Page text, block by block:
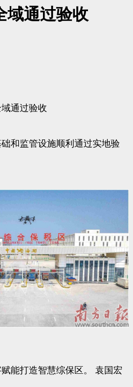
域通过验收
通过验收
和监管设施顺利通过实地验
能打造智慧综保区。 袁国宏